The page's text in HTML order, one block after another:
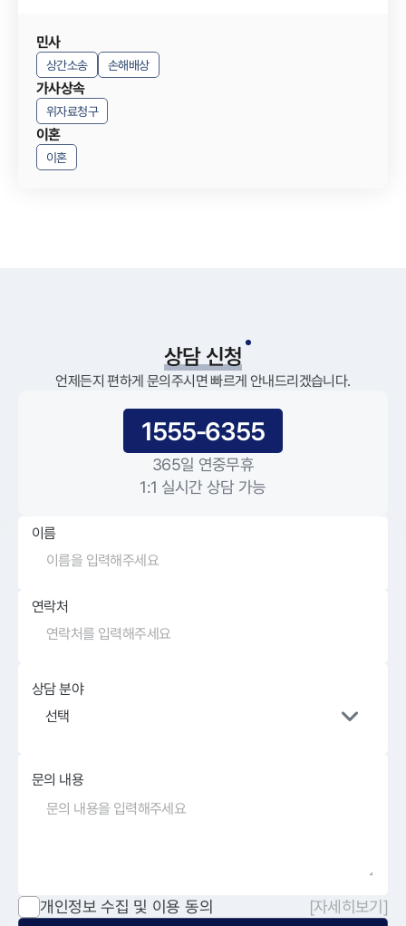
민사
상간소송 손해배상
가사상속
위자료청구
이혼
이혼
상담 신청
언제든지 편하게 문의주시면 빠르게 안내드리겠습니다.
1555-6355
365일 연중무휴
1:1 실시간 상담 가능
이름
연락처
상담 분야
선택
문의 내용
개인정보 수집 및 이용 동의 [자세히보기]